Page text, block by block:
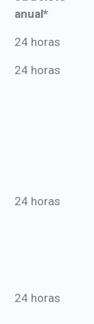
anual*
*Pagamento
de crédito
24 horas
24 horas
24 horas
24 horas